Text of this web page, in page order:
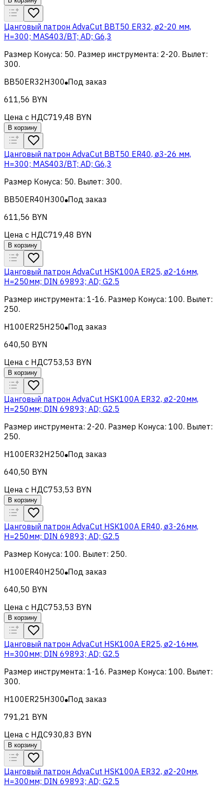
Цанговый патрон AdvaCut BBT50 ER32, ø2-20 мм,
H=300; MAS403/BT; AD; G6,3
Размер Конуса: 50. Размер инструмента: 2-20. Вылет:
300.
BB50ER32H300 Под заказ
611,56 BYN
Цена с НДС719,48 BYN
В корзину
Цанговый патрон AdvaCut BBT50 ER40, ø3-26 мм,
H=300; MAS403/BT; AD; G6,3
Размер Конуса: 50. Вылет: 300.
BB50ER40H300 Под заказ
611,56 BYN
Цена с НДС719,48 BYN
В корзину
Цанговый патрон AdvaCut HSK100A ER25, ø2-16мм,
H=250мм; DIN 69893; AD; G2.5
Размер инструмента: 1-16. Размер Конуса: 100. Вылет:
250.
H100ER25H250 Под заказ
640,50 BYN
Цена с НДС753,53 BYN
В корзину
Цанговый патрон AdvaCut HSK100A ER32, ø2-20мм,
H=250мм; DIN 69893; AD; G2.5
Размер инструмента: 2-20. Размер Конуса: 100. Вылет:
250.
H100ER32H250 Под заказ
640,50 BYN
Цена с НДС753,53 BYN
В корзину
Цанговый патрон AdvaCut HSK100A ER40, ø3-26мм,
H=250мм; DIN 69893; AD; G2.5
Размер Конуса: 100. Вылет: 250.
H100ER40H250 Под заказ
640,50 BYN
Цена с НДС753,53 BYN
В корзину
Цанговый патрон AdvaCut HSK100A ER25, ø2-16мм,
H=300мм; DIN 69893; AD; G2.5
Размер инструмента: 1-16. Размер Конуса: 100. Вылет:
300.
H100ER25H300 Под заказ
791,21 BYN
Цена с НДС930,83 BYN
В корзину
Цанговый патрон AdvaCut HSK100A ER32, ø2-20мм,
H=300мм; DIN 69893; AD; G2.5